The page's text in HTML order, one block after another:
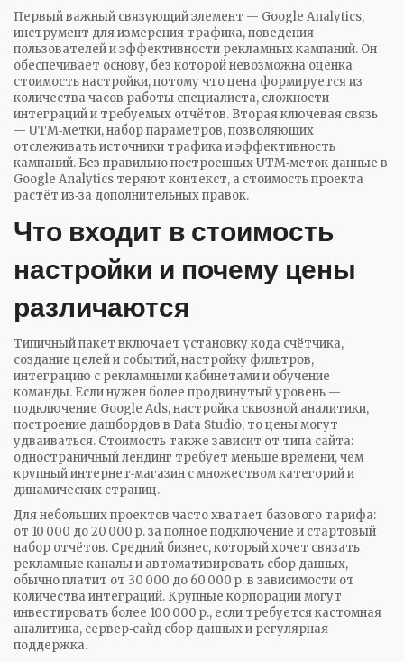
Первый важный связующий элемент — Google Analytics,
инструмент для измерения трафика, поведения
пользователей и эффективности рекламных кампаний. Он
обеспечивает основу, без которой невозможна оценка
стоимость настройки,потому что цена формируется из
количества часов работы специалиста, сложности
интеграций и требуемых отчётов. Вторая ключевая связь
— UTM‑метки,набор параметров, позволяющих
отслеживать источники трафика и эффективность
кампаний. Без правильно построенных UTM‑меток данные в
Google Analytics теряют контекст, а стоимость проекта
растёт из‑за дополнительных правок.
Что входит в стоимость
настройки и почему цены
различаются
Типичный пакет включает установку кода счётчика,
создание целей и событий, настройку фильтров,
интеграцию с рекламными кабинетами и обучение
команды. Если нужен более продвинутый уровень —
подключение Google Ads, настройка сквозной аналитики,
построение дашбордов в Data Studio, то цены могут
удваиваться. Стоимость также зависит от типа сайта:
одностраничный лендинг требует меньше времени, чем
крупный интернет‑магазин с множеством категорий и
динамических страниц.
Для небольших проектов часто хватает базового тарифа:
от 10 000 до 20 000 р. за полное подключение и стартовый
набор отчётов. Средний бизнес, который хочет связать
рекламные каналы и автоматизировать сбор данных,
обычно платит от 30 000 до 60 000 р. в зависимости от
количества интеграций. Крупные корпорации могут
инвестировать более 100 000 р., если требуется кастомная
аналитика, сервер‑сайд сбор данных и регулярная
поддержка.